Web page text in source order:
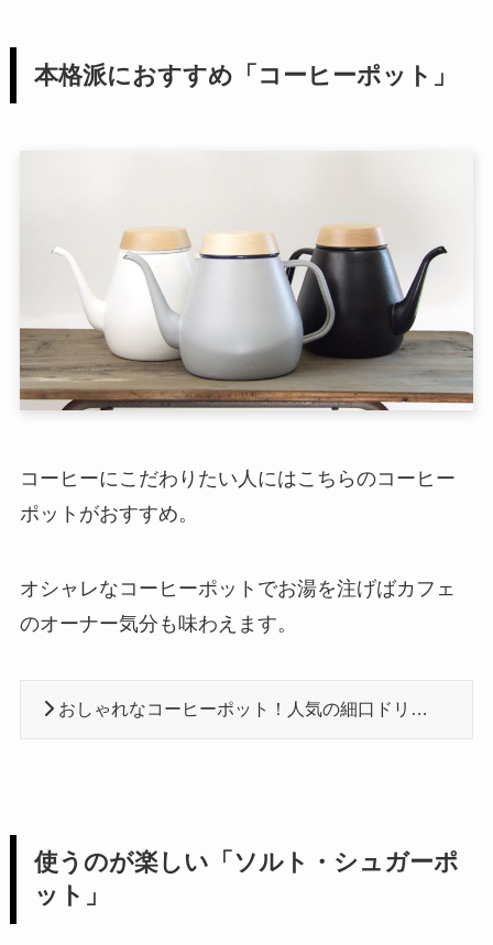
本格派におすすめ「コーヒーポット」
コーヒーにこだわりたい人にはこちらのコーヒー
ポットがおすすめ。
オシャレなコーヒーポットでお湯を注げばカフェ
のオーナー気分も味わえます。
おしゃれなコーヒーポット！人気の細口ドリップポットおすすめ11選
使うのが楽しい「ソルト・シュガーポ
ット」